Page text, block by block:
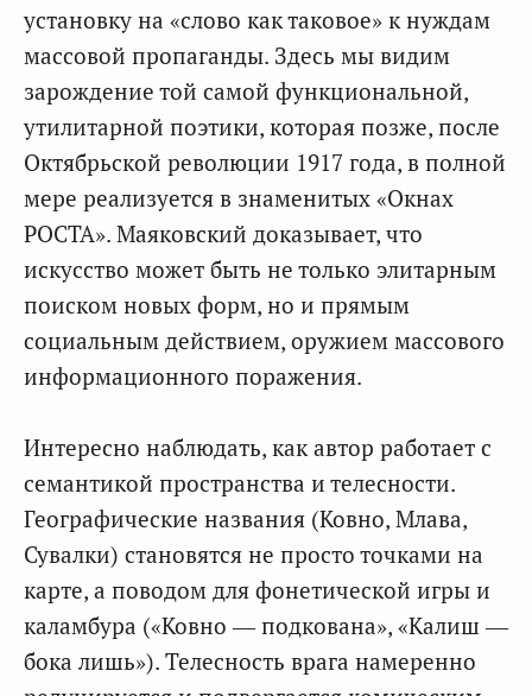
установку на «слово как таковое» к нуждам
массовой пропаганды. Здесь мы видим
зарождение той самой функциональной,
утилитарной поэтики, которая позже, после
Октябрьской революции 1917 года, в полной
мере реализуется в знаменитых «Окнах
РОСТА». Маяковский доказывает, что
искусство может быть не только элитарным
поиском новых форм, но и прямым
социальным действием, оружием массового
информационного поражения.
Интересно наблюдать, как автор работает с
семантикой пространства и телесности.
Географические названия (Ковно, Млава,
Сувалки) становятся не просто точками на
карте, а поводом для фонетической игры и
каламбура («Ковно — подкована», «Калиш —
бока лишь»). Телесность врага намеренно